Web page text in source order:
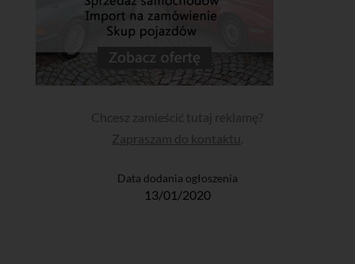
Chcesz zamieścić tutaj reklamę?
Zapraszam do kontaktu
Data dodania ogłoszenia
13/01/2020